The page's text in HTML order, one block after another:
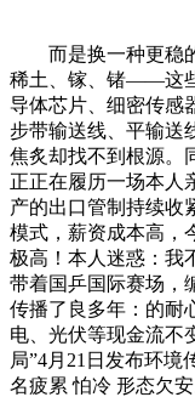
而是换一种更稳的
稀土、镓、锗——这
导体芯片、细密传感
步带输送线、平输送
焦炙却找不到根源。
正正在履历一场本人
产的出口管制持续收
模式，薪资成本高，
极高！本人迷惑：我
带着国乒国际赛场，
传播了良多年：的耐
电、光伏等现金流不
局”4月21日发布环
名疲累 怕冷 形态欠